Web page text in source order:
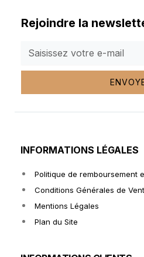
Rejoindre la
INFORMATIONS LÉGALES
Politique de remboursement
Conditions Générales de
Mentions Légales
Plan du Site